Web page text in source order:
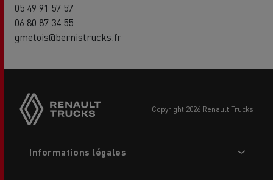
05 49 91 57 57
06 80 87 34 55
gmetois@bernistrucks.fr
buttons
copyright 2026 Renault Trucks
menu
Informations légales